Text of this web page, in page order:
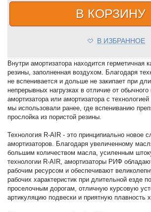
В КОРЗИНУ
В ИЗБРАННОЕ
Внутри амортизатора находится герметичная
резины, заполненная воздухом. Благодаря
не вспенивается и дольше не закипает при
непрерывных нагрузках в отличие от обычного
амортизатора или амортизатора с
мы использовали ранее, где вспениванию
прослойка из пористой резины.
Технология R-AIR - это принципиально новое
амортизаторов. Благодаря увеличенному
большим количеством масла, усиленным
технологии R-AIR, амортизаторы РИФ
рабочим ресурсом и обеспечивают
рабочих характеристик при длительной езде
проселочным дорогам, отличную курсовую
артикуляцию подвески и приятную плавность